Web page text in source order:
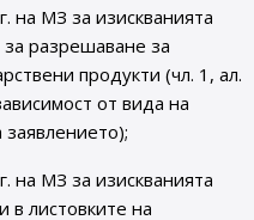
на МЗ за изискванията
разрешаване за
продукти (чл. 1, ал.
от вида на
заявлението);
на МЗ за изискванията
в листовките на